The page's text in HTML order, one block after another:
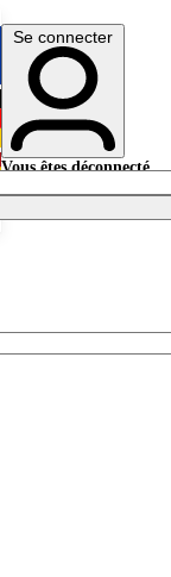
English
Deutsch
Se connecter
Vous êtes déconnecté.